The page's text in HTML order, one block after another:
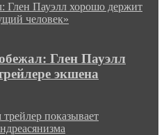
Глен Пауэлл хорошо держит
человек»
Глен Пауэлл
экшена
показывает